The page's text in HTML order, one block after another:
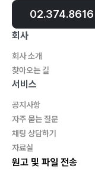
02.374.8616
회사
회사 소개
찾아오는 길
서비스
공지사항
자주 묻는 질문
채팅 상담하기
자료실
원고 및 파일 전송